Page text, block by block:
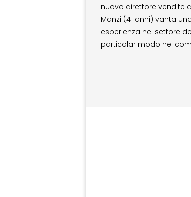
nuovo direttore vendite
Manzi (41 anni) vanta
esperienza nel settore
particolar modo nel